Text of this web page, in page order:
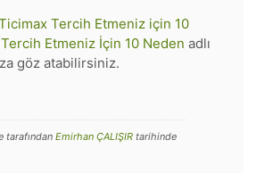
Tercih Etmeniz için 10
Etmeniz İçin 10 Neden adlı
göz atabilirsiniz.
tarafından Emirhan ÇALIŞIR tarihinde